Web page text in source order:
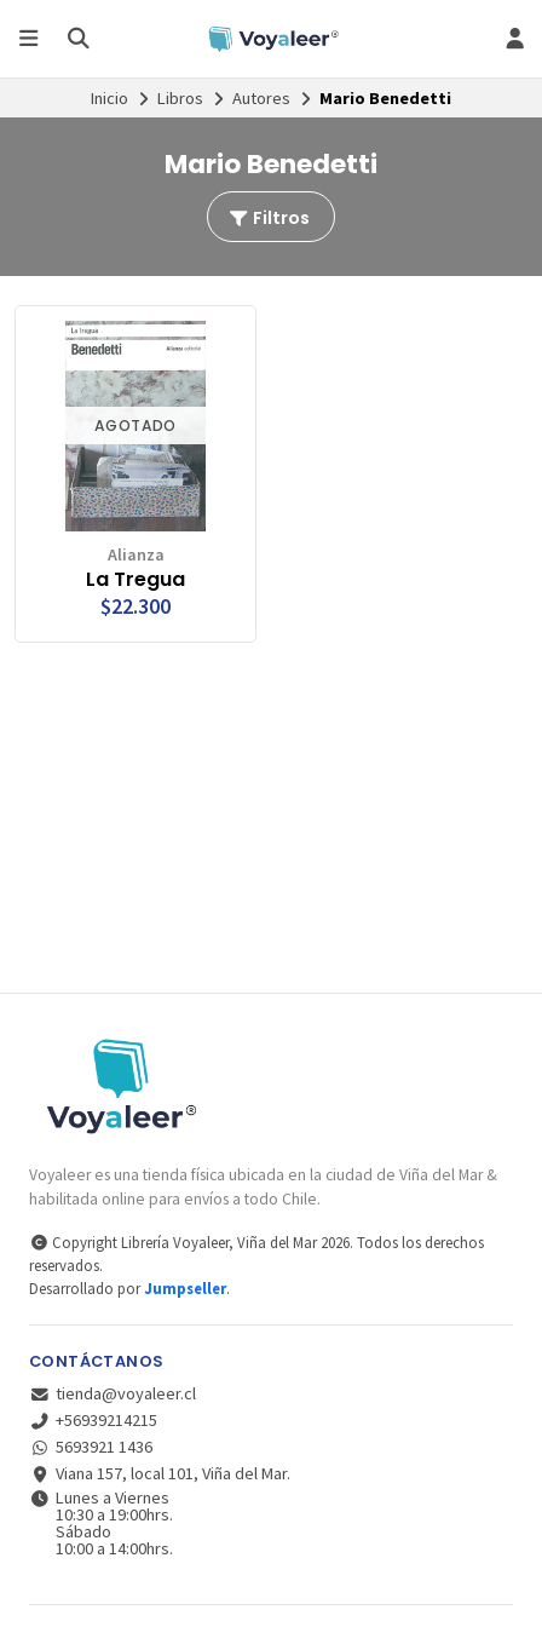
Inicio Libros Autores Mario Benedetti
Mario Benedetti
Filtros
AGOTADO
Alianza
La Tregua
$22.300
Voyaleer es una tienda física ubicada en la ciudad de Viña del Mar &
habilitada online para envíos a todo Chile.
Copyright Librería Voyaleer, Viña del Mar 2026. Todos los derechos
reservados.
Desarrollado porJumpseller.
CONTÁCTANOS
tienda@voyaleer.cl
+56939214215
5693921 1436
Viana 157, local 101, Viña del Mar.
Lunes a Viernes
10:30 a 19:00hrs.
Sábado
10:00 a 14:00hrs.